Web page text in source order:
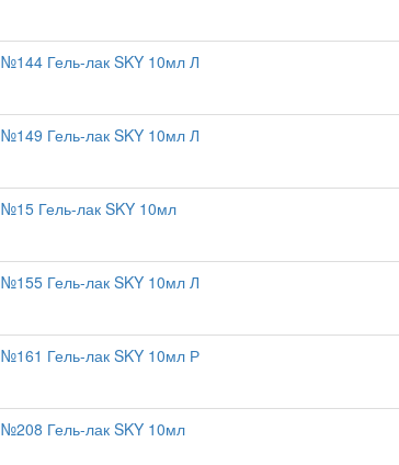
№144 Гель-лак SKY 10мл Л
№149 Гель-лак SKY 10мл Л
№15 Гель-лак SKY 10мл
№155 Гель-лак SKY 10мл Л
№161 Гель-лак SKY 10мл Р
№208 Гель-лак SKY 10мл